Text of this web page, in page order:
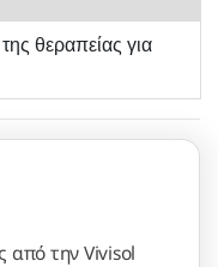
θεραπείας για
από την Vivisol